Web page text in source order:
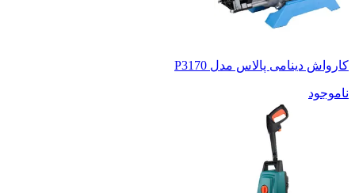
کارواش دینامی پالاس مدل P3170
ناموجود